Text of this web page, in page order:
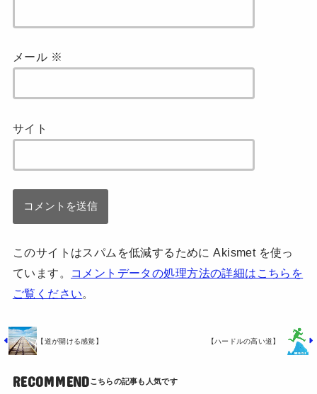
メール ※
サイト
このサイトはスパムを低減するために Akismet を使っ
ています。
コメントデータの処理方法の詳細はこちらを
ご覧ください。
【道が開ける感覚】 【ハードルの高い道】
RECOMMEND